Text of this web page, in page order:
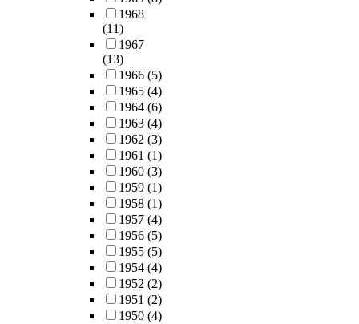
1968
(11)
1967
(13)
1966 (5)
1965 (4)
1964 (6)
1963 (4)
1962 (3)
1961 (1)
1960 (3)
1959 (1)
1958 (1)
1957 (4)
1956 (5)
1955 (5)
1954 (4)
1952 (2)
1951 (2)
1950 (4)